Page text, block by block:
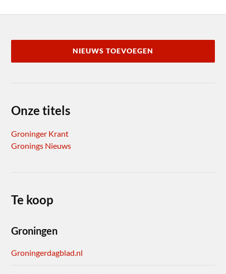
NIEUWS TOEVOEGEN
Onze titels
Groninger Krant
Gronings Nieuws
Te koop
Groningen
Groningerdagblad.nl